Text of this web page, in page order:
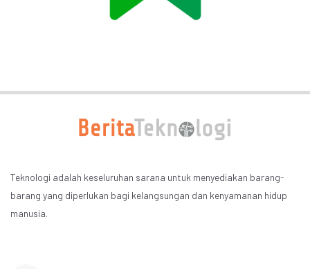
Teknologi adalah keseluruhan sarana untuk menyediakan barang-
barang yang diperlukan bagi kelangsungan dan kenyamanan hidup
manusia.